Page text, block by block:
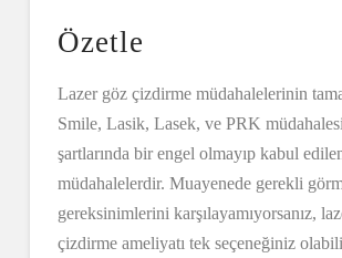
Özetle
Lazer göz çizdirme müdahalelerinin
Smile, Lasik, Lasek, ve PRK
şartlarında bir engel olmayıp kabul
müdahalelerdir. Muayenede gerekli
gereksinimlerini karşılayamıyorsanız,
çizdirme ameliyatı tek seçeneğiniz